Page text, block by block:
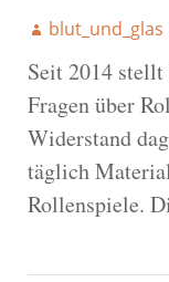
blut_und_glas
Seit 2014
Fragen über
Widerstand
täglich
Rollenspiele.